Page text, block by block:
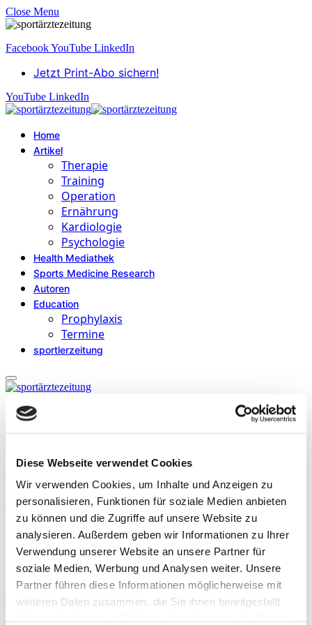
Diese Webseite verwendet Cookies
Wir verwenden Cookies, um Inhalte und Anzeigen zu
personalisieren, Funktionen für soziale Medien anbieten
zu können und die Zugriffe auf unsere Website zu
analysieren. Außerdem geben wir Informationen zu Ihrer
Verwendung unserer Website an unsere Partner für
soziale Medien, Werbung und Analysen weiter. Unsere
Partner führen diese Informationen möglicherweise mit
weiteren Daten zusammen, die Sie ihnen bereitgestellt
Close Menu
FacebookYouTube LinkedIn
Jetzt Print-Abo sichern!
YouTube LinkedIn
Home
Artikel
Therapie
Training
Operation
Ernährung
Kardiologie
Psychologie
Health Mediathek
Sports Medicine Research
Autoren
Education
Prophylaxis
Termine
sportlerzeitung
Archive für Dr. Nazem Ali Hamade
ist Facharzt für Allgemeinmedizin und Mannschaftsarzt der EHC
Grizzlys Wolfsburg.
Beiträge